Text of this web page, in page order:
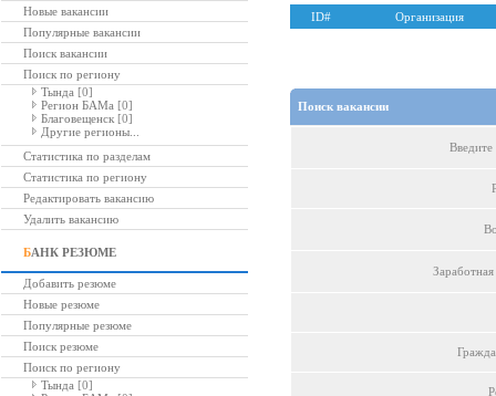
Новые вакансии
Популярные вакансии
Поиск вакансии
Поиск по региону
Тында [0]
Регион БАМа [0]
Благовещенск [0]
Другие регионы...
Статистика по разделам
Статистика по региону
Редактировать вакансию
Удалить вакансию
БАНК РЕЗЮМЕ
Добавить резюме
Новые резюме
Популярные резюме
Поиск резюме
Поиск по региону
Тында [0]
ID# Организация
Поиск вакансии
Введите
Заработная